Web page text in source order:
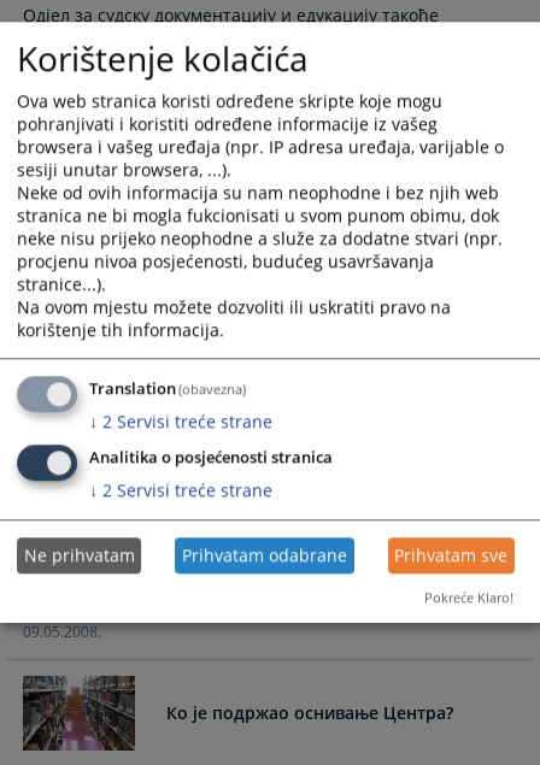
Одјел за судску документацију и едукацију такође
организира и координира сва питања у вези едукације
судија и тужилаца из надлежности ВСТВ-а. Одјел
промовира и пружа подршку професионалном
усавршавању тренутних и будућих носилаца правосудне
функције у Босни и Херцеговини, те у вези са овим
иницира и координира едукацију кроз сарадњу са
ентитетским центрима за едукацију судија и тужилаца.
09.05.2008.
страници ОСДЕ-а?
Информације које се могу наћи на wеб страници Одјела
за судску документацију и едукацију између осталог
укључују:
а) Преглед судске праксе судова у Босни и Херцеговини,
међународних судских институција, те судова земаља у
окружењу,
б) Огледне примјере судских одлука и тужилачких аката
ц) Едукативне модуле
д) Стручне радове
09.05.2008.
Ко је подржао оснивање Центра?
Korištenje kolačića
Ova web stranica koristi određene skripte koje mogu
pohranjivati i koristiti određene informacije iz vašeg
browsera i vašeg uređaja (npr. IP adresa uređaja, varijable o
sesiji unutar browsera, ...).
Neke od ovih informacija su nam neophodne i bez njih web
stranica ne bi mogla fukcionisati u svom punom obimu, dok
neke nisu prijeko neophodne a služe za dodatne stvari (npr.
procjenu nivoa posjećenosti, budućeg usavršavanja
stranice...).
Na ovom mjestu možete dozvoliti ili uskratiti pravo na
korištenje tih informacija.
Translation(obavezna)
↓ 2 Servisi treće strane
Analitika o posjećenosti stranica
↓ 2 Servisi treće strane
Ne prihvatam Prihvatam odabrane Prihvatam sve
Pokreće Klaro!